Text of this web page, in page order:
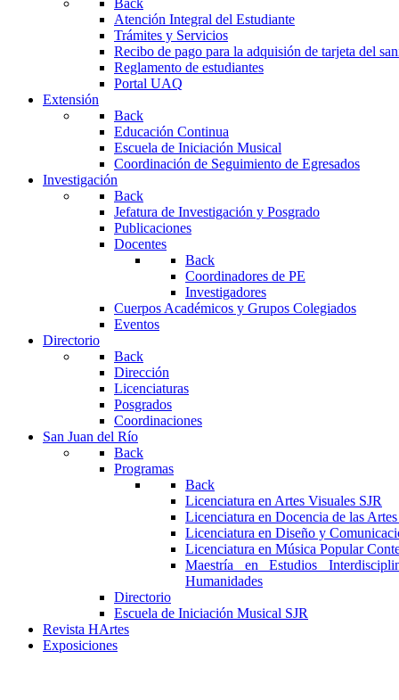
Back
Atención Integral del Estudiante
Trámites y Servicios
Recibo de pago para la adquisión de tarjeta del
Reglamento de estudiantes
Portal UAQ
Extensión
Back
Educación Continua
Escuela de Iniciación Musical
Coordinación de Seguimiento de Egresados
Investigación
Back
Jefatura de Investigación y Posgrado
Publicaciones
Docentes
Back
Coordinadores de PE
Investigadores
Cuerpos Académicos y Grupos Colegiados
Eventos
Directorio
Back
Dirección
Licenciaturas
Posgrados
Coordinaciones
San Juan del Río
Back
Programas
Back
Licenciatura en Artes Visuales SJR
Licenciatura en Docencia de las
Licenciatura en Diseño y
Licenciatura en Música Popular
Maestría en Estudios
Humanidades
Directorio
Escuela de Iniciación Musical SJR
Revista HArtes
Exposiciones